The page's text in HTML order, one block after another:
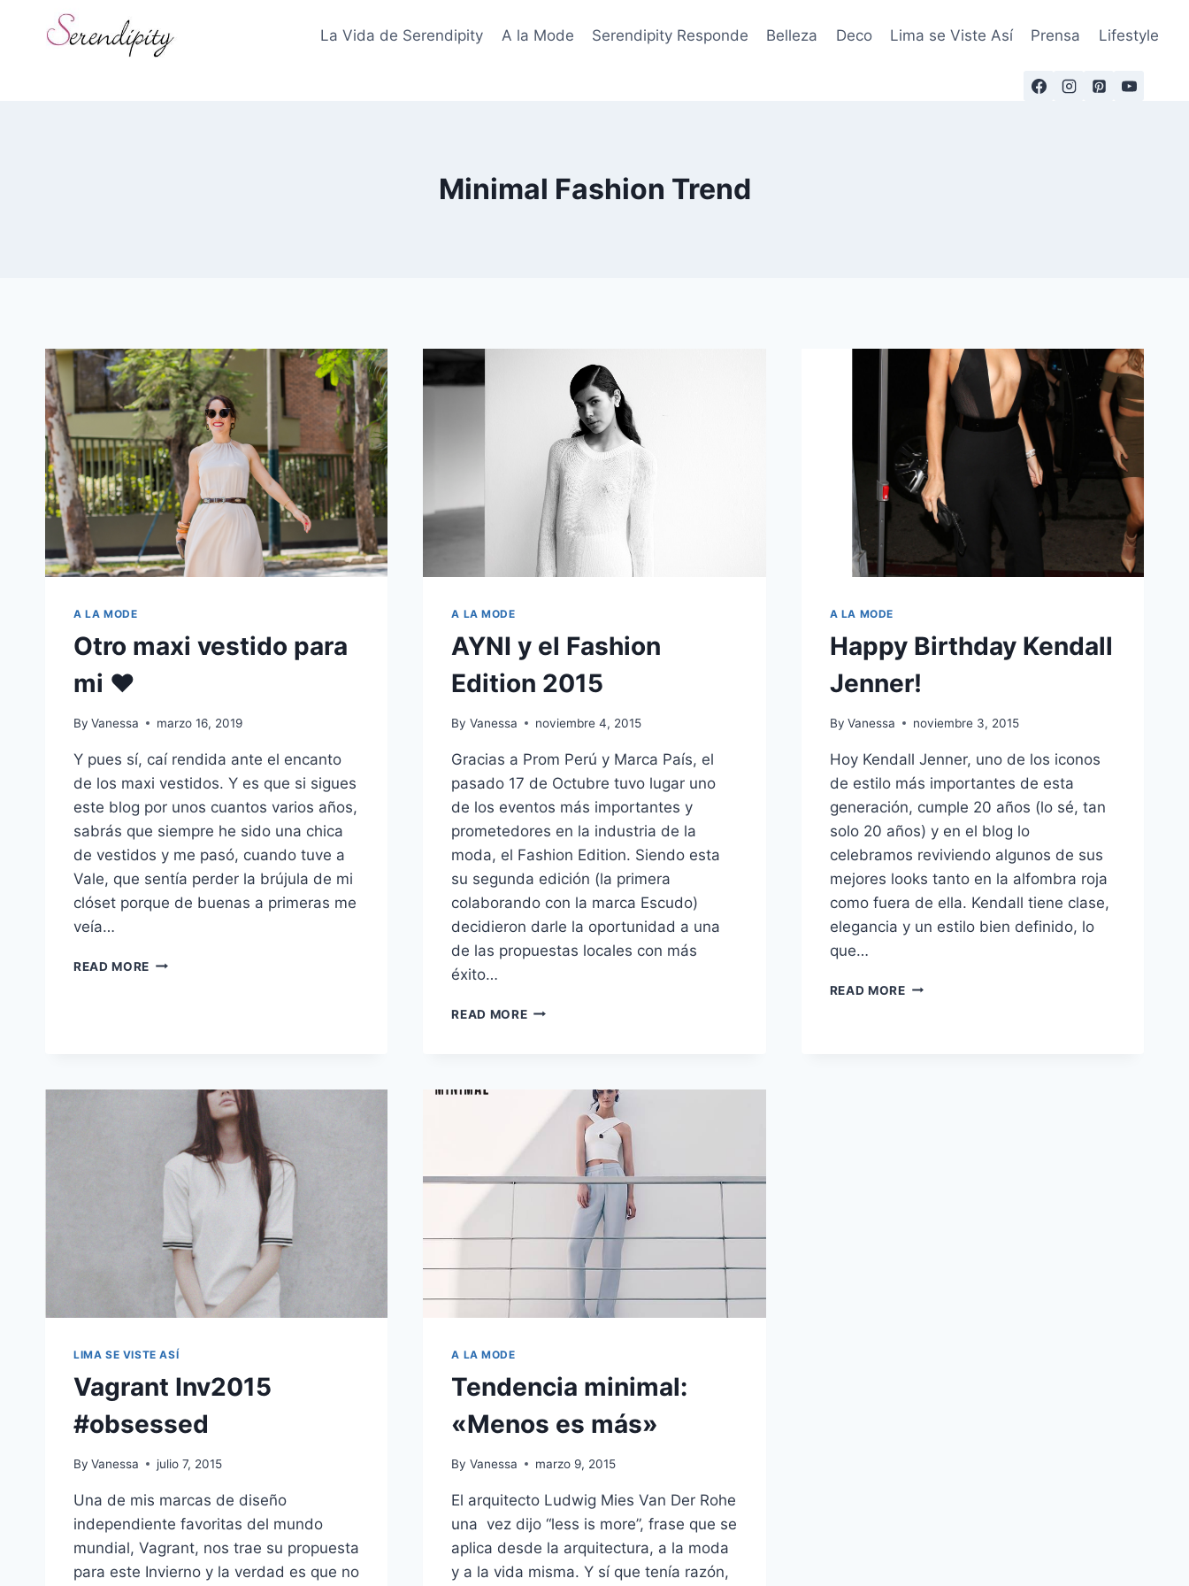
La Vida de Serendipity A la Mode Serendipity Responde Belleza Deco Lima se Viste Así Prensa Lifestyle
Minimal Fashion Trend
A LA MODE
Otro maxi vestido para
mi ♥
By Vanessa marzo 16, 2019
Y pues sí, caí rendida ante el encanto
de los maxi vestidos. Y es que si sigues
este blog por unos cuantos varios años,
sabrás que siempre he sido una chica
de vestidos y me pasó, cuando tuve a
Vale, que sentía perder la brújula de mi
clóset porque de buenas a primeras me
veía…
READ MORE OTRO
A LA MODE
AYNI y el Fashion
Edition 2015
By Vanessa noviembre 4, 2015
Gracias a Prom Perú y Marca País, el
pasado 17 de Octubre tuvo lugar uno
de los eventos más importantes y
prometedores en la industria de la
moda, el Fashion Edition. Siendo esta
su segunda edición (la primera
colaborando con la marca Escudo)
decidieron darle la oportunidad a una
de las propuestas locales con más
éxito…
READ MOREAYNI
A LA MODE
Happy Birthday Kendall
Jenner!
By Vanessa noviembre 3, 2015
Hoy Kendall Jenner, uno de los iconos
de estilo más importantes de esta
generación, cumple 20 años (lo sé, tan
solo 20 años) y en el blog lo
celebramos reviviendo algunos de sus
mejores looks tanto en la alfombra roja
como fuera de ella. Kendall tiene clase,
elegancia y un estilo bien definido, lo
que…
READ MOREHAPPY
LIMA SE VISTE ASÍ
Vagrant Inv2015
#obsessed
By Vanessa julio 7, 2015
Una de mis marcas de diseño
independiente favoritas del mundo
mundial, Vagrant, nos trae su propuesta
para este Invierno y la verdad es que no
A LA MODE
Tendencia minimal:
«Menos es más»
By Vanessa marzo 9, 2015
El arquitecto Ludwig Mies Van Der Rohe
una vez dijo “less is more”, frase que se
aplica desde la arquitectura, a la moda
y a la vida misma. Y sí que tenía razón,